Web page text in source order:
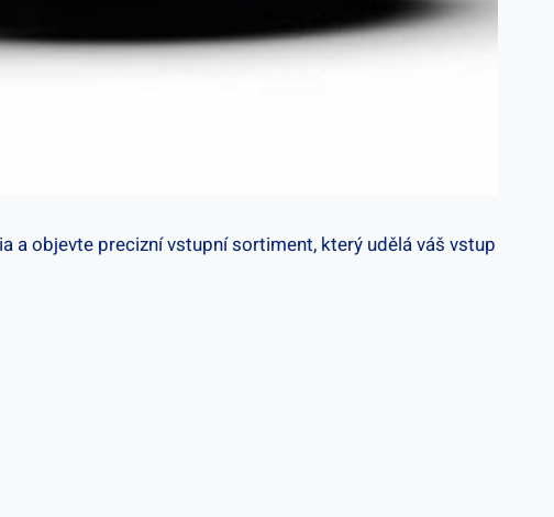
a objevte precizní vstupní sortiment, který udělá váš vstup